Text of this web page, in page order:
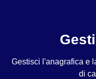
Gestisci l'anagrafica e
di